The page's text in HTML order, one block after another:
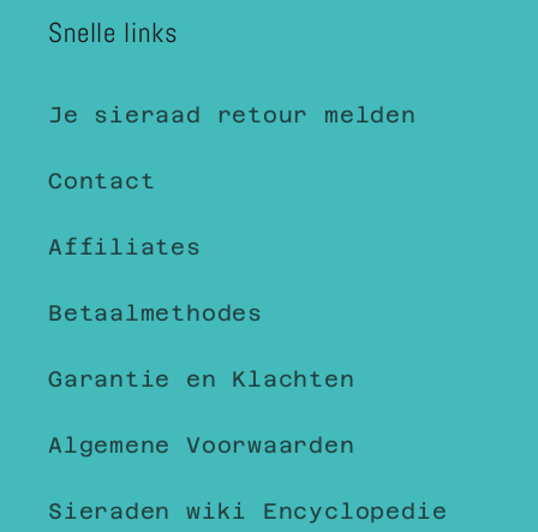
Snelle links
Je sieraad retour melden
Contact
Affiliates
Betaalmethodes
Garantie en Klachten
Algemene Voorwaarden
Sieraden wiki Encyclopedie